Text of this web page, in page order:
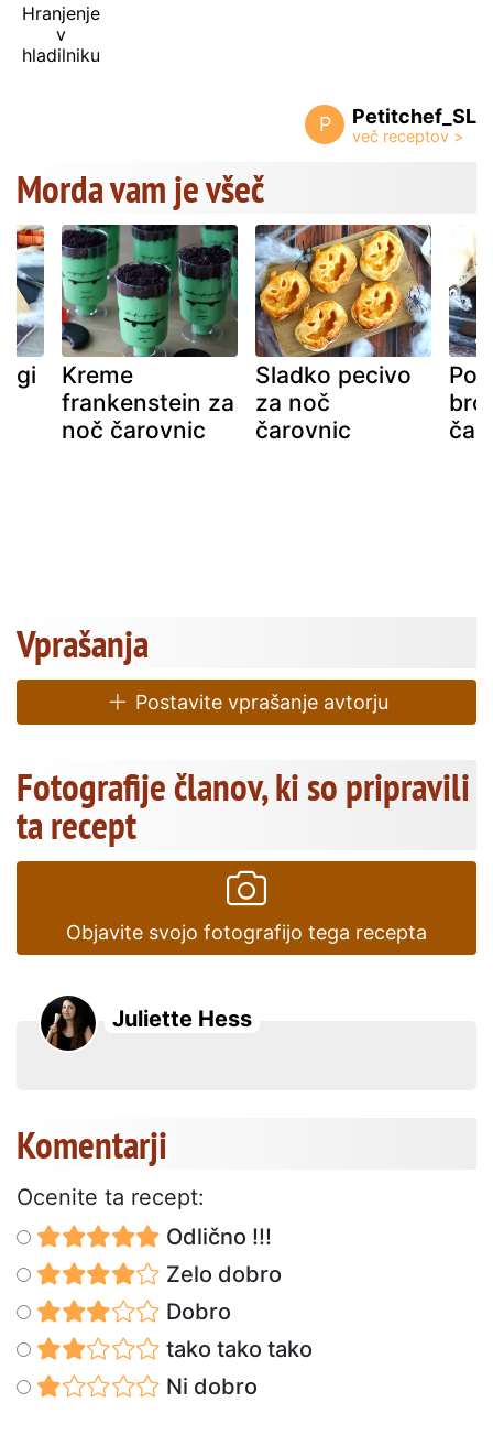
Hranjenje
v
hladilniku
P Petitchef_SL
Morda vam je všeč
Kreme
frankenstein za
noč čarovnic
Sladko pecivo
za noč
čarovnic
Vprašanja
Postavite vprašanje avtorju
Fotografije članov, ki so pripravili
ta recept
Objavite svojo fotografijo tega recepta
Juliette Hess
Komentarji
Ocenite ta recept:
Odlično !!!
Zelo dobro
Dobro
tako tako tako
Ni dobro